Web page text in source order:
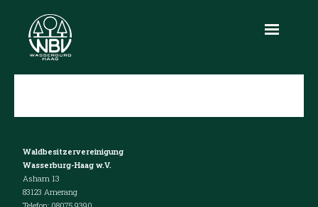
Leistungen
Produkte
Waldbesitzervereinigung
Wasserburg-Haag w.V.
Asham 13
83123 Amerang